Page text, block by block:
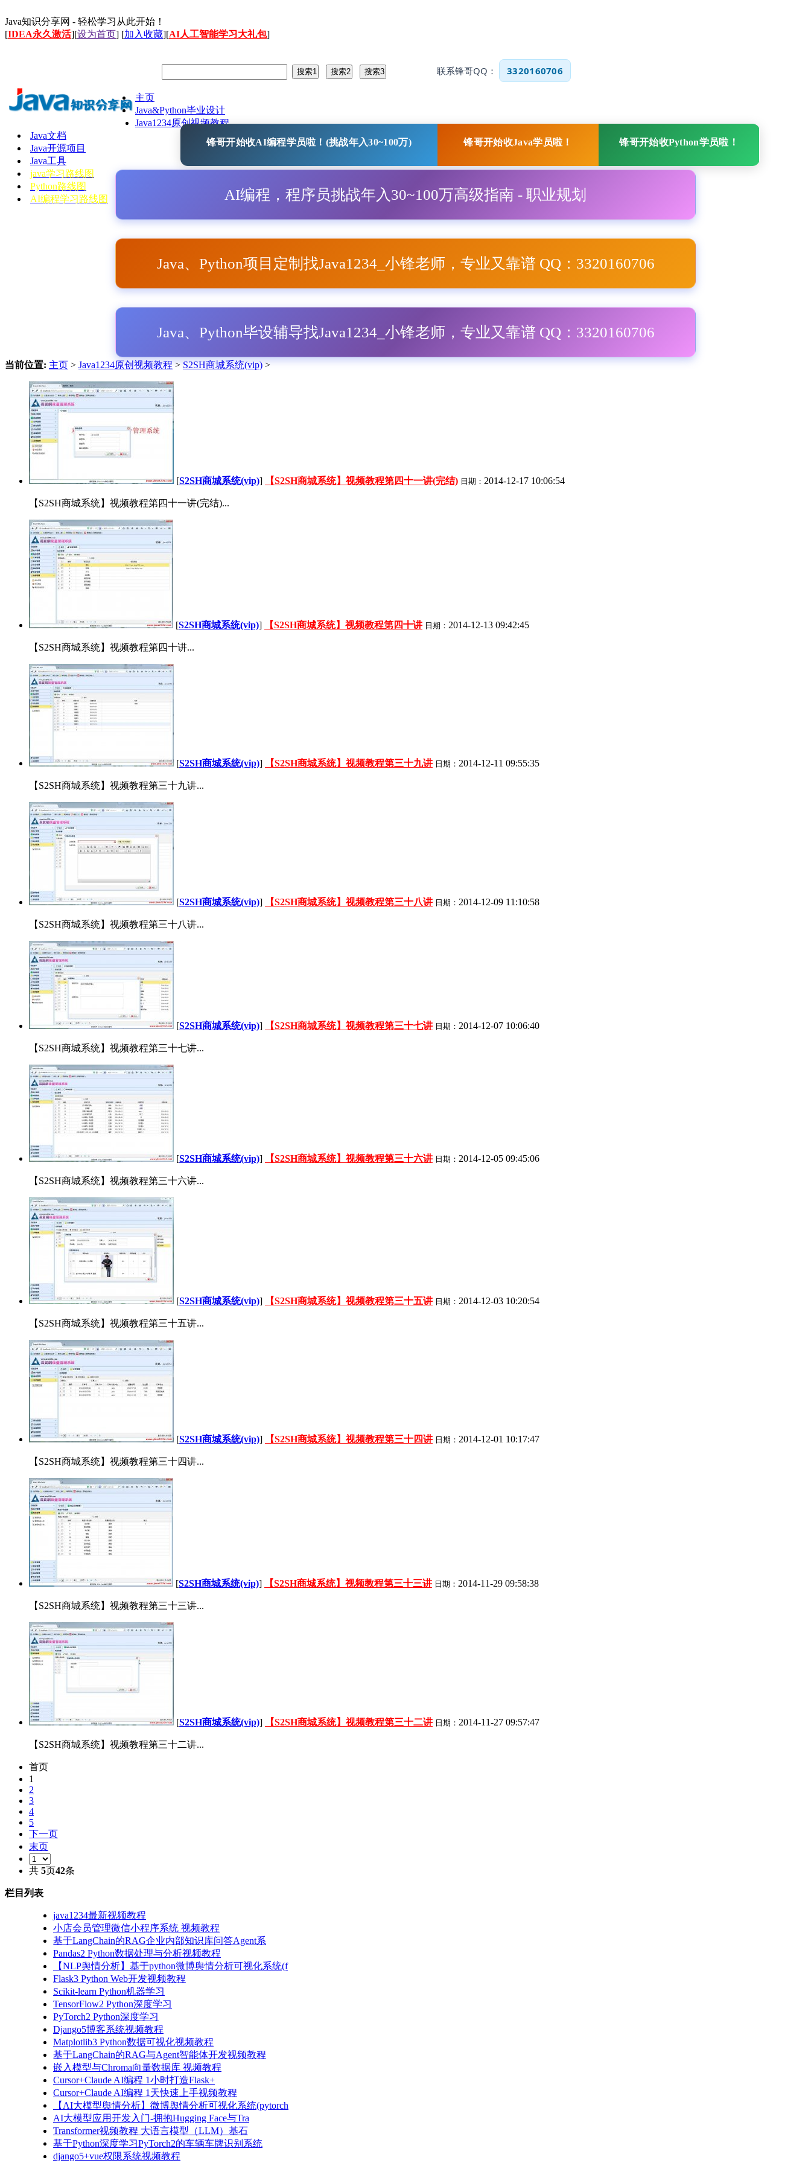
Java知识分享网 - 轻松学习从此开始！
[IDEA永久激活][设为首页] [加入收藏][AI人工智能学习大礼包]
联系锋哥QQ： 3320160706
主页
Java&Python毕业设计
Java1234原创视频教程
Java文档
Java开源项目
Java工具
java学习路线图
Python路线图
AI编程学习路线图
锋哥开始收AI编程学员啦！(挑战年入30~100万) 锋哥开始收Java学员啦！ 锋哥开始收Python学员啦！
AI编程，程序员挑战年入30~100万高级指南 - 职业规划
Java、Python项目定制找Java1234_小锋老师，专业又靠谱 QQ：3320160706
Java、Python毕设辅导找Java1234_小锋老师，专业又靠谱 QQ：3320160706
当前位置: 主页 > Java1234原创视频教程 > S2SH商城系统(vip) >
[S2SH商城系统(vip)] 【S2SH商城系统】视频教程第四十一讲(完结) 日期： 2014-12-17 10:06:54
【S2SH商城系统】视频教程第四十一讲(完结)...
[S2SH商城系统(vip)] 【S2SH商城系统】视频教程第四十讲 日期： 2014-12-13 09:42:45
【S2SH商城系统】视频教程第四十讲...
[S2SH商城系统(vip)] 【S2SH商城系统】视频教程第三十九讲 日期： 2014-12-11 09:55:35
【S2SH商城系统】视频教程第三十九讲...
[S2SH商城系统(vip)] 【S2SH商城系统】视频教程第三十八讲 日期： 2014-12-09 11:10:58
【S2SH商城系统】视频教程第三十八讲...
[S2SH商城系统(vip)] 【S2SH商城系统】视频教程第三十七讲 日期： 2014-12-07 10:06:40
【S2SH商城系统】视频教程第三十七讲...
[S2SH商城系统(vip)] 【S2SH商城系统】视频教程第三十六讲 日期： 2014-12-05 09:45:06
【S2SH商城系统】视频教程第三十六讲...
[S2SH商城系统(vip)] 【S2SH商城系统】视频教程第三十五讲 日期： 2014-12-03 10:20:54
【S2SH商城系统】视频教程第三十五讲...
[S2SH商城系统(vip)] 【S2SH商城系统】视频教程第三十四讲 日期： 2014-12-01 10:17:47
【S2SH商城系统】视频教程第三十四讲...
[S2SH商城系统(vip)] 【S2SH商城系统】视频教程第三十三讲 日期： 2014-11-29 09:58:38
【S2SH商城系统】视频教程第三十三讲...
[S2SH商城系统(vip)] 【S2SH商城系统】视频教程第三十二讲 日期： 2014-11-27 09:57:47
【S2SH商城系统】视频教程第三十二讲...
首页
1
2
3
4
5
下一页
末页
共 5页42条
栏目列表
java1234最新视频教程
小店会员管理微信小程序系统 视频教程
基于LangChain的RAG企业内部知识库问答Agent系
Pandas2 Python数据处理与分析视频教程
【NLP舆情分析】基于python微博舆情分析可视化系统(f
Flask3 Python Web开发视频教程
Scikit-learn Python机器学习
TensorFlow2 Python深度学习
PyTorch2 Python深度学习
Django5博客系统视频教程
Matplotlib3 Python数据可视化视频教程
基于LangChain的RAG与Agent智能体开发视频教程
嵌入模型与Chroma向量数据库 视频教程
Cursor+Claude AI编程 1小时打造Flask+
Cursor+Claude AI编程 1天快速上手视频教程
【AI大模型舆情分析】微博舆情分析可视化系统(pytorch
AI大模型应用开发入门-拥抱Hugging Face与Tra
Transformer视频教程 大语言模型（LLM）基石
基于Python深度学习PyTorch2的车辆车牌识别系统
django5+vue权限系统视频教程